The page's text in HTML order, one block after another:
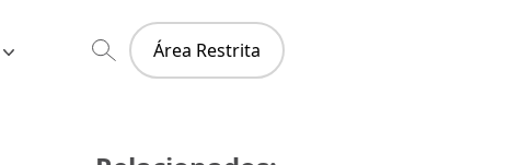
Área Restrita